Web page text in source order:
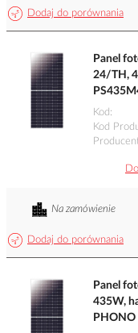
Dodaj do porównania
Panel
24/TH,
Kod
Kod
Dodaj do porównania
Na zamówienie
Panel
435W,
PHONO